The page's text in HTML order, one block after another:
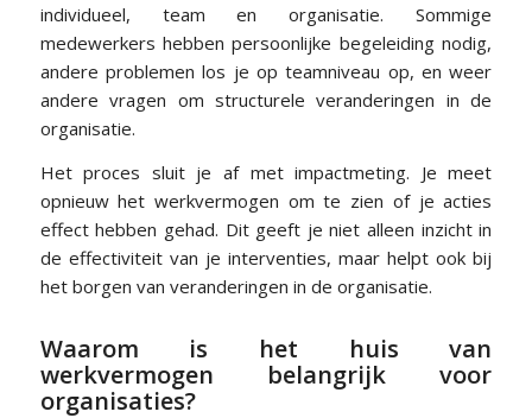
individueel, team en organisatie. Sommige
medewerkers hebben persoonlijke begeleiding nodig,
andere problemen los je op teamniveau op, en weer
andere vragen om structurele veranderingen in de
organisatie.
Het proces sluit je af met impactmeting. Je meet
opnieuw het werkvermogen om te zien of je acties
effect hebben gehad. Dit geeft je niet alleen inzicht in
de effectiviteit van je interventies, maar helpt ook bij
het borgen van veranderingen in de organisatie.
Waarom is het huis van
werkvermogen belangrijk voor
organisaties?